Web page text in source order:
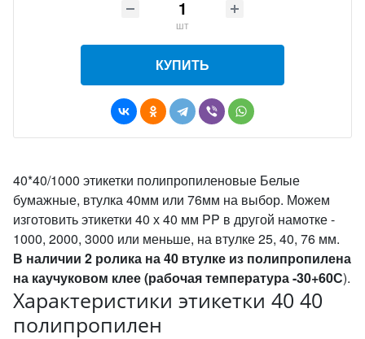
шт
КУПИТЬ
40*40/1000 этикетки полипропиленовые Белые
бумажные, втулка 40мм или 76мм на выбор. Можем
изготовить этикетки 40 х 40 мм PP в другой намотке -
1000, 2000, 3000 или меньше, на втулке 25, 40, 76 мм.
В наличии 2 ролика на 40 втулке из полипропилена
на каучуковом клее (рабочаятемпература -30+60С).
Характеристики этикетки 40 40
полипропилен